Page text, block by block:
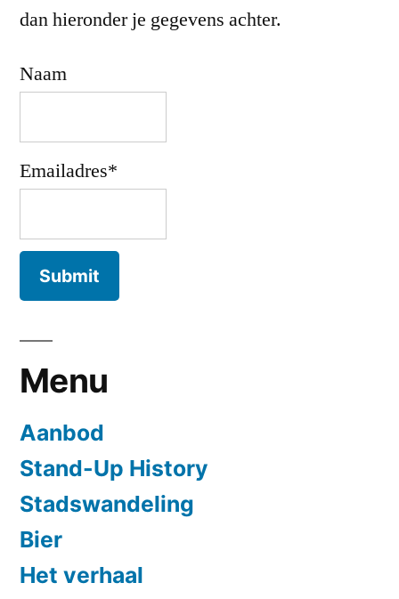
dan hieronder je gegevens achter.
Naam
Emailadres*
Menu
Aanbod
Stand-Up History
Stadswandeling
Bier
Het verhaal